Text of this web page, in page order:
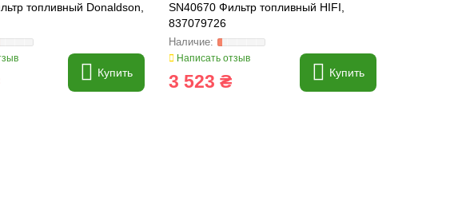
топливный Donaldson,
Купить
SN40670 Фильтр топливный HIFI,
837079726
Написать отзыв
3 523 ₴ Купить